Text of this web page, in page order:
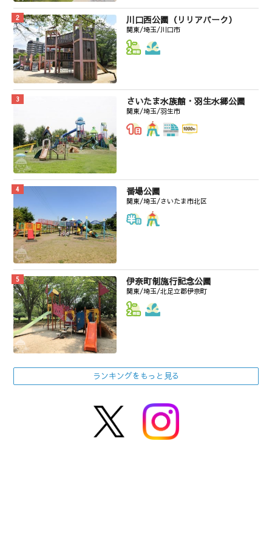
川口西公園（リリアパーク）
関東/埼玉/川口市
さいたま水族館・羽生水郷公園
関東/埼玉/羽生市
番場公園
関東/埼玉/さいたま市北区
伊奈町制施行記念公園
関東/埼玉/北足立郡伊奈町
ランキングをもっと見る